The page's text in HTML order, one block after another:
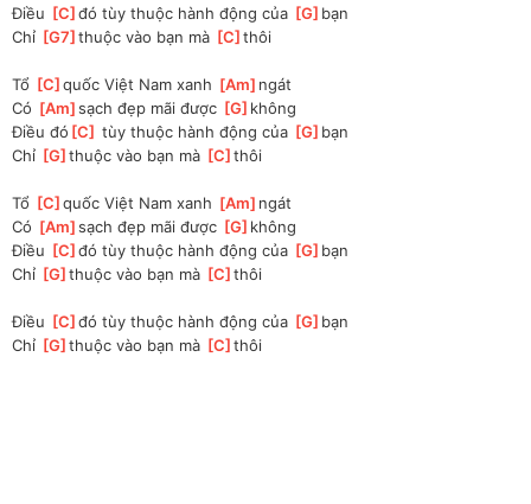
Điều [C ]
đó tùy thuộc hành động của [G ]bạn
Chỉ [G7 ]thuộc vào bạn mà [C ]thôi
Tổ [C ]
quốc Việt Nam xanh [Am ]ngát
Có [Am ]
sạch đẹp mãi được [G ]không
Điều đó [C ] tùy thuộc hành động của [G ]bạn
Chỉ [G ]thuộc vào bạn mà [C ]thôi
Tổ [C ]
quốc Việt Nam xanh [Am ]ngát
Có [Am ]
sạch đẹp mãi được [G ]không
Điều [C ]
đó tùy thuộc hành động của [G ]bạn
Chỉ [G ]thuộc vào bạn mà [C ]thôi
Điều [C ]
đó tùy thuộc hành động của [G ]bạn
Chỉ [G ]thuộc vào bạn mà [C ]thôi